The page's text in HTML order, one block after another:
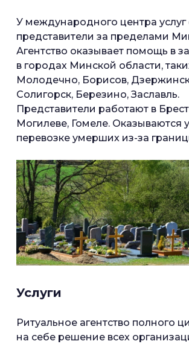
У международного центра услуг
представители за пределами
Агентство оказывает помощь в
в городах Минской области,
Молодечно, Борисов,
Солигорск, Березино, Заславль.
Представители работают в
Могилеве, Гомеле. Оказываются
перевозке умерших из-за
Услуги
Ритуальное агентство полного
на себе решение всех